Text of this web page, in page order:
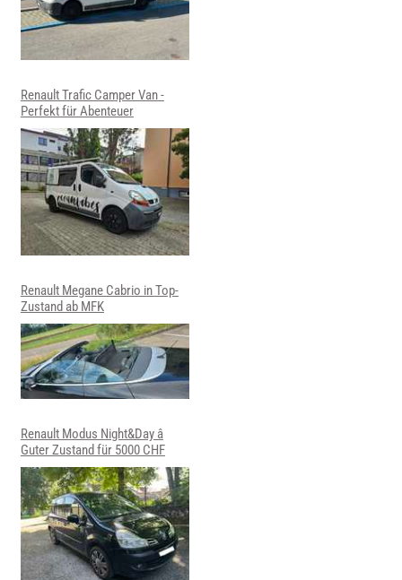
Renault Trafic Camper Van -
Perfekt für Abenteuer
Renault Megane Cabrio in Top-
Zustand ab MFK
Renault Modus Night&Day â
Guter Zustand für 5000 CHF